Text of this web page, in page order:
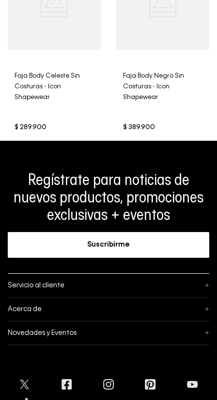
Faja Body Celeste Sin
Costuras - Icon
Shapewear
$ 289.900
Faja Body Negro Sin
Costuras - Icon
Shapewear
$ 389.900
Regístrate para noticias de
nuevos productos, promociones
exclusivas + eventos
Suscribirme
Servicio al cliente +
Mis pedidos
Formas de pago
Envíos
Acerca de +
Política de privacidad
Novedades y Eventos +
Cyber Lunes